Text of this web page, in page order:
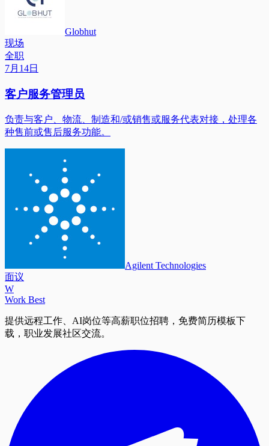
Globhut
现场
全职
7月14日
客户服务管理员
负责与客户、物流、制造和/或销售或服务代表对接，处理各
种售前或售后服务功能。
Agilent Technologies
面议
W
Work Best
提供远程工作、AI岗位等高薪职位招聘，免费简历模板下
载，职业发展社区交流。